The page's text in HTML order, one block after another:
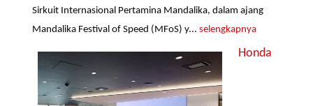
Sirkuit Internasional Pertamina Mandalika, dalam ajang
Mandalika Festival of Speed (MFoS) y...selengkapnya
Honda